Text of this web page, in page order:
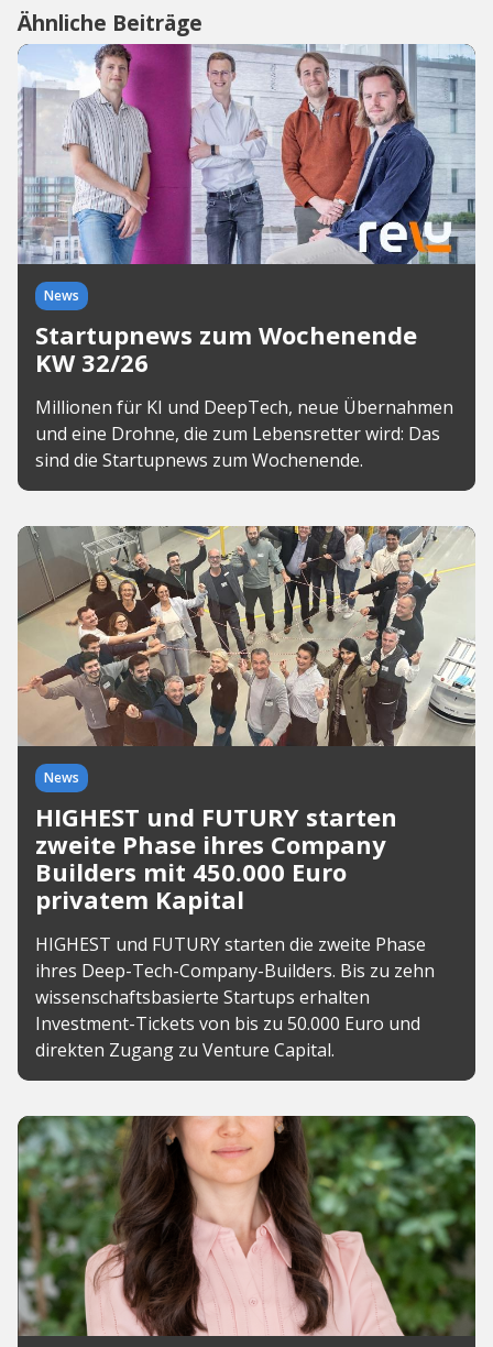
Ähnliche Beiträge
News
Startupnews zum Wochenende
KW 32/26
Millionen für KI und DeepTech, neue Übernahmen
und eine Drohne, die zum Lebensretter wird: Das
sind die Startupnews zum Wochenende.
News
HIGHEST und FUTURY starten
zweite Phase ihres Company
Builders mit 450.000 Euro
privatem Kapital
HIGHEST und FUTURY starten die zweite Phase
ihres Deep-Tech-Company-Builders. Bis zu zehn
wissenschaftsbasierte Startups erhalten
Investment-Tickets von bis zu 50.000 Euro und
direkten Zugang zu Venture Capital.